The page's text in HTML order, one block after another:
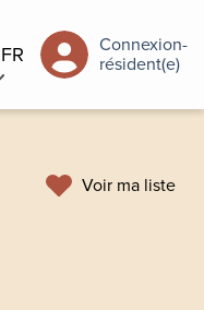
FR Connexion-
résident(e)
Voir ma liste